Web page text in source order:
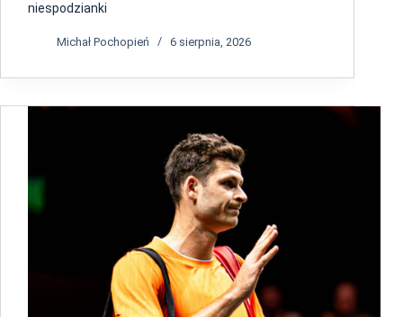
niespodzianki
Michał Pochopień 6 sierpnia, 2026